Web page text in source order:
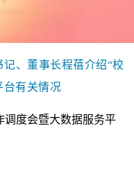
、董事长程蓓介绍“校
台有关情况
调度会暨大数据服务平